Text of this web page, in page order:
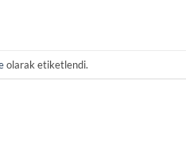
olarak etiketlendi.